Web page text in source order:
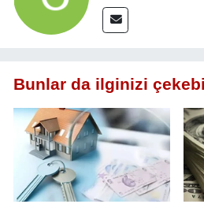
Bunlar da ilginizi